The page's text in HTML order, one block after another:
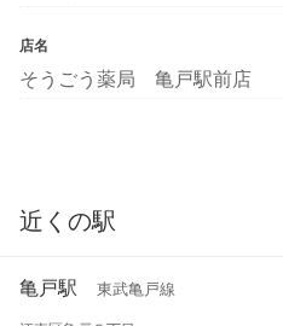
店名
そうごう薬局 亀戸駅前店
近くの駅
亀戸駅 東武亀戸線